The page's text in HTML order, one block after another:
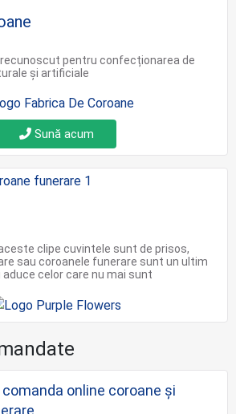
pentru confecționarea de
și artificiale
Sună acum
clipe cuvintele sunt de prisos,
sau coroanele funerare sunt un ultim
celor care nu mai sunt
online coroane şi